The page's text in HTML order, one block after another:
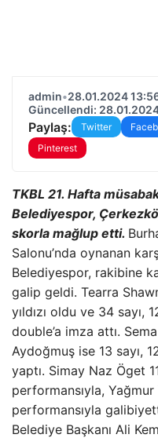
admin•28.01.2024
Güncellendi:
Paylaş: Twitter
Pinterest
TKBL 21. Hafta
Belediyespor,
skorla mağlup etti.
Salonu’nda oynanan
Belediyespor, rakibine
galip geldi. Tearra
yıldızı oldu ve 34
double’a imza attı.
Aydoğmuş ise 13 sayı,
yaptı. Simay Naz Öget
performansıyla, Yağmur
performansıyla
Belediye Başkanı Ali